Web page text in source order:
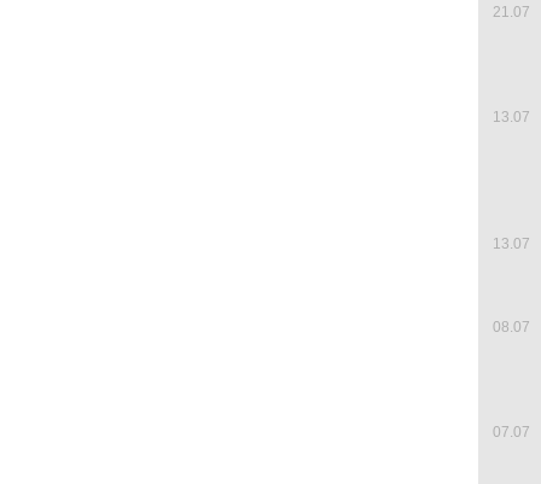
21.07
13.07
13.07
08.07
07.07